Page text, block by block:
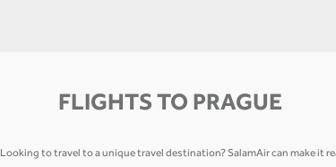
FLIGHTS TO PRAGUE
Looking to travel to a unique travel destination? SalamAir can make it